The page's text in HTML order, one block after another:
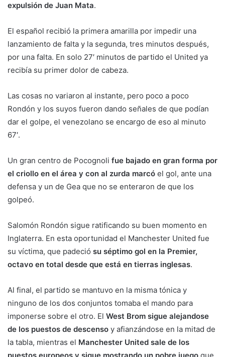
expulsión de Juan Mata.
El español recibió la primera amarilla por impedir una
lanzamiento de falta y la segunda, tres minutos después,
por una falta. En solo 27′ minutos de partido el United ya
recibía su primer dolor de cabeza.
Las cosas no variaron al instante, pero poco a poco
Rondón y los suyos fueron dando señales de que podían
dar el golpe, el venezolano se encargo de eso al minuto
67′.
Un gran centro de Pocognoli fue bajado en gran forma por
el criollo en el área y con al zurda marcó el gol, ante una
defensa y un de Gea que no se enteraron de que los
golpeó.
Salomón Rondón sigue ratificando su buen momento en
Inglaterra. En esta oportunidad el Manchester United fue
su víctima, que padeció su séptimo gol en la Premier,
octavo en total desde que está en tierras inglesas.
Al final, el partido se mantuvo en la misma tónica y
ninguno de los dos conjuntos tomaba el mando para
imponerse sobre el otro. El West Brom sigue alejandose
de los puestos de descenso y afianzándose en la mitad de
la tabla, mientras el Manchester United sale de los